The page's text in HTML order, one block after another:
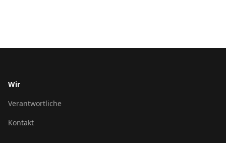
Wir
Verantwortliche
Kontakt